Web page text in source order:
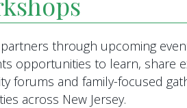
through upcoming
opportunities to learn, share
and family-focused
across New Jersey.